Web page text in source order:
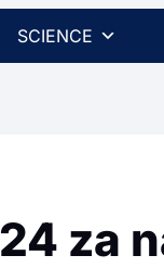
SCIENCE
za